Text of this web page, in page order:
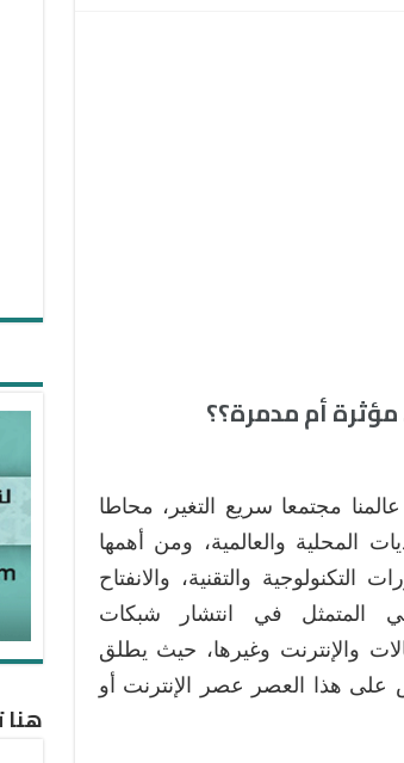
أم مدمرة؟؟
عالمنا مجتمعا سريع التغير، محاطا
المحلية والعالمية، ومن أهمها
التكنولوجية والتقنية، والانفتاح
المتمثل في انتشار شبكات
والإنترنت وغيرها، حيث يطلق
على هذا العصر عصر الإنترنت أو
هنا